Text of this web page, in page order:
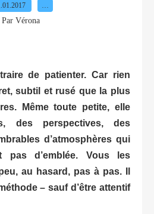
Par Vérona
de patienter. Car rien
subtil et rusé que la plus
Même toute petite, elle
des perspectives, des
d’atmosphères qui
pas d’emblée. Vous les
au hasard, pas à pas. Il
– sauf d’être attentif